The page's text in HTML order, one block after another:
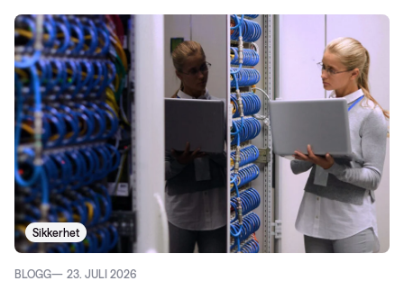
Sikkerhet
BLOGG 23. JULI 2026